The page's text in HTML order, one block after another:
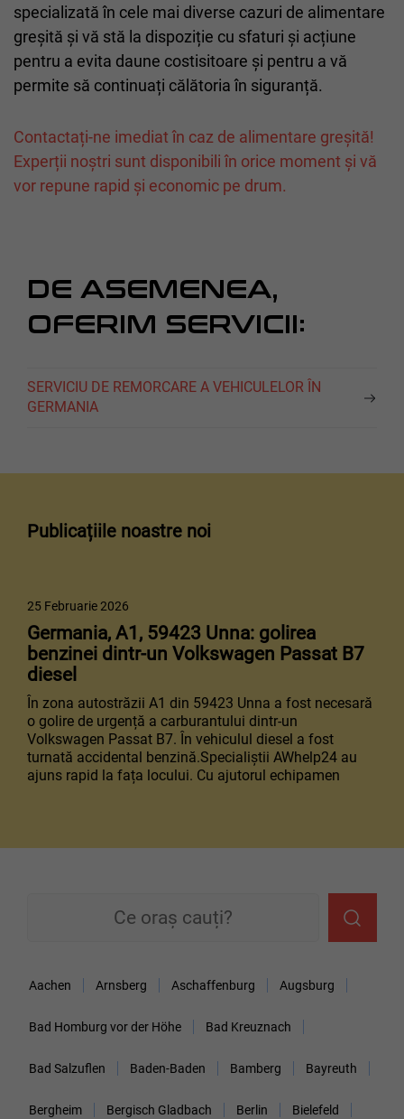
specializată în cele mai diverse cazuri de alimentare
greșită și vă stă la dispoziție cu sfaturi și acțiune
pentru a evita daune costisitoare și pentru a vă
permite să continuați călătoria în siguranță.
Contactați-ne imediat în caz de alimentare greșită!
Experții noștri sunt disponibili în orice moment și vă
vor repune rapid și economic pe drum.
DE ASEMENEA,
OFERIM SERVICII:
SERVICIU DE REMORCARE A VEHICULELOR ÎN
GERMANIA
Publicațiile noastre noi
25 Februarie 2026
Germania, A1, 59423 Unna: golirea
benzinei dintr-un Volkswagen Passat B7
diesel
În zona autostrăzii A1 din 59423 Unna a fost necesară
o golire de urgență a carburantului dintr-un
Volkswagen Passat B7. În vehiculul diesel a fost
turnată accidental benzină.Specialiștii AWhelp24 au
ajuns rapid la fața locului. Cu ajutorul echipamen
Aachen Arnsberg Aschaffenburg Augsburg
Bad Homburg vor der Höhe Bad Kreuznach
Bad Salzuflen Baden-Baden Bamberg Bayreuth
Bergheim Bergisch Gladbach Berlin Bielefeld